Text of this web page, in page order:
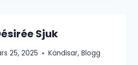
Sjuk
25, 2025 Kändisar,Blogg